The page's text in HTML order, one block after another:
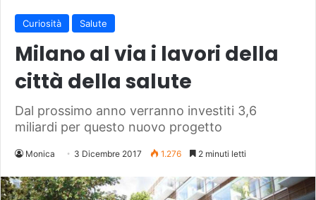
Curiosità Salute
Milano al via i lavori della
città della salute
Dal prossimo anno verranno investiti 3,6
miliardi per questo nuovo progetto
Monica 3 Dicembre 2017 1.276 2 minuti letti